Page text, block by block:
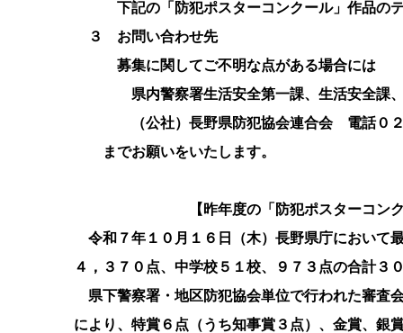
下記の「防犯ポスターコンクール」作品のテ
３ お問い合わせ先
募集に関してご不明な点がある場合には
県内警察署生活安全第一課、生活安全課、
（公社）長野県防犯協会連合会 電話０２
までお願いをいたします。
【昨年度の「防犯ポスターコンクー
令和７年１０月１６日（木）長野県庁において
４，３７０点、中学校５１校、９７３点の合計３
県下警察署・地区防犯協会単位で行われた審査
により、特賞６点（うち知事賞３点）、金賞、銀